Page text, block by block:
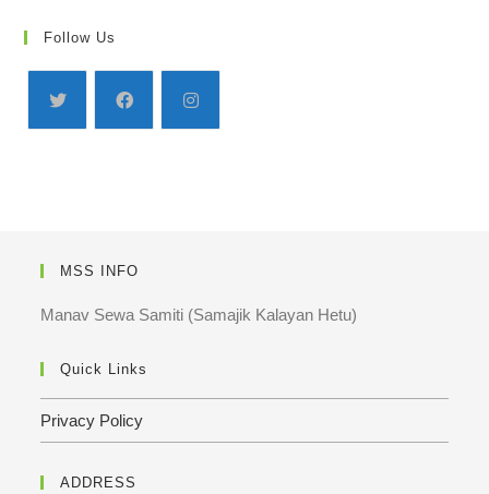
Follow Us
MSS INFO
Manav Sewa Samiti (Samajik Kalayan Hetu)
Quick Links
Privacy Policy
ADDRESS